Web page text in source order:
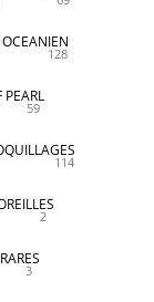
128
PEARL
59
114
2
3